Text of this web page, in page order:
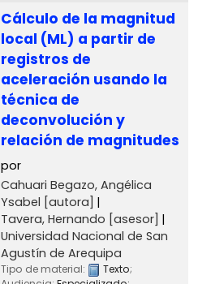
Cálculo de la magnitud
local (ML) a partir de
registros de
aceleración usando la
técnica de
deconvolución y
relación de magnitudes
por
Cahuari Begazo, Angélica
Ysabel [autora]
Tavera, Hernando [asesor]
Universidad Nacional de San
Agustín de Arequipa
Tipo de material: Texto;